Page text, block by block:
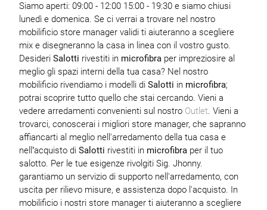
Siamo aperti: 09:00 - 12:00 15:00 - 19:30 e siamo chiusi
lunedì e domenica. Se ci verrai a trovare nel nostro
mobilificio store manager validi ti aiuteranno a scegliere
mix e disegneranno la casa in linea con il vostro gusto.
Desideri Salotti rivestiti in microfibraper impreziosire al
meglio gli spazi interni della tua casa? Nel nostro
mobilificio rivendiamo i modelli di Salotti in microfibra;
potrai scoprire tutto quello che stai cercando. Vieni a
vedere arredamenti convenienti sul nostro Outlet. Vieni a
trovarci, conoscerai i migliori store manager, che sapranno
affiancarti al meglio nell'arredamento della tua casa e
nell’acquisto di Salotti rivestiti in microfibraper il tuo
salotto. Per le tue esigenze rivolgiti Sig. Jhonny.
garantiamo un servizio di supporto nell'arredamento, con
uscita per rilievo misure, e assistenza dopo l'acquisto. In
mobilificio i nostri store manager ti aiuteranno a scegliere